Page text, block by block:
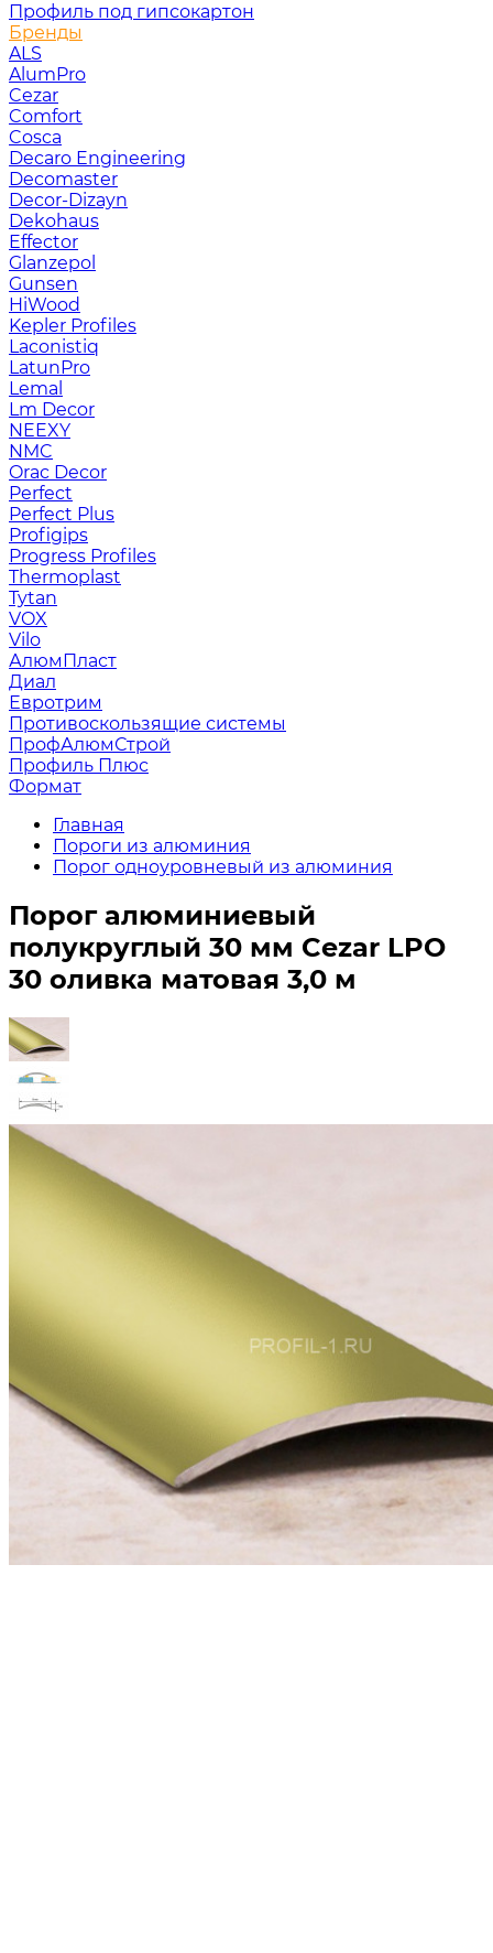
Профиль под гипсокартон
Бренды
ALS
AlumPro
Cezar
Comfort
Cosca
Decaro Engineering
Decomaster
Decor-Dizayn
Dekohaus
Effector
Glanzepol
Gunsen
HiWood
Kepler Profiles
Laconistiq
LatunPro
Lemal
Lm Decor
NEEXY
NMC
Orac Decor
Perfect
Perfect Plus
Profigips
Progress Profiles
Thermoplast
Tytan
VOX
Vilo
АлюмПласт
Диал
Евротрим
Противоскользящие системы
ПрофАлюмСтрой
Профиль Плюс
Формат
Главная
Пороги из алюминия
Порог одноуровневый из алюминия
Порог алюминиевый
полукруглый 30 мм Cezar LPO
30 оливка матовая 3,0 м